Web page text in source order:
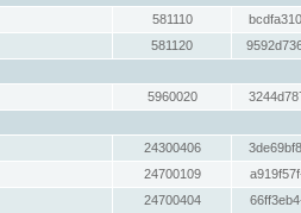
581110
581120
5960020
24300406
24700109
24700404